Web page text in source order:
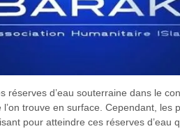
réserves d’eau souterraine dans le
trouve en surface. Cependant, les
pour atteindre ces réserves d’eau